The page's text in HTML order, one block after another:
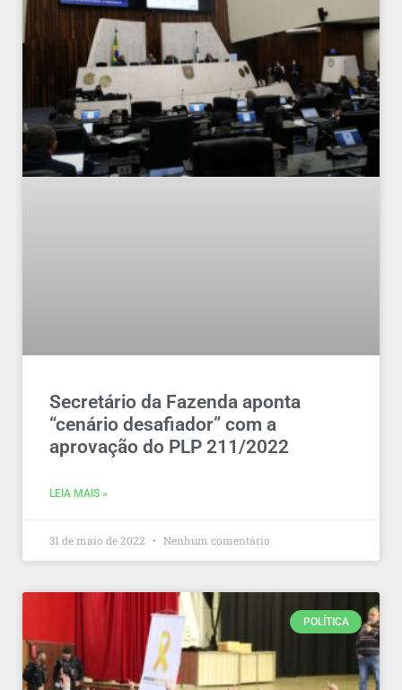
Secretário da Fazenda aponta
“cenário desafiador” com a
aprovação do PLP 211/2022
LEIA MAIS »
31 de maio de 2022 Nenhum comentário
POLÍTICA